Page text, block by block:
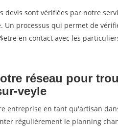
devis sont vérifiées par notre
Un processus qui permet de
en contact avec les
réseau pour
veyle
entreprise en tant qu'artisan
régulièrement le planning